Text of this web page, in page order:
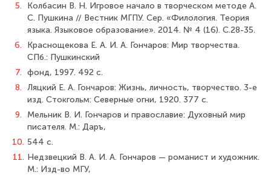
5.
Колбасин В. Н. Игровое начало в творческом методе А.
С. Пушкина // Вест­ник МГПУ. Сер. «Филология. Теория
языка. Языковое образование». 2014. № 4 (16). С.28-35.
6.
Краснощекова Е. А. И. А. Гончаров: Мир творчества.
СПб.: Пушкинский
7. фонд, 1997. 492 c.
8. Ляцкий Е. А. Гончаров: Жизнь, личность, творчество. 3-е
изд. Стокгольм: Северные огни, 1920. 377 c.
9.
Мельник В. И. Гончаров и православие: Духовный мир
писателя. М.: Даръ,
10. 544 c.
11. Недзвецкий В. А. И. А. Гончаров — романист и художник.
М.: Изд-во МГУ,